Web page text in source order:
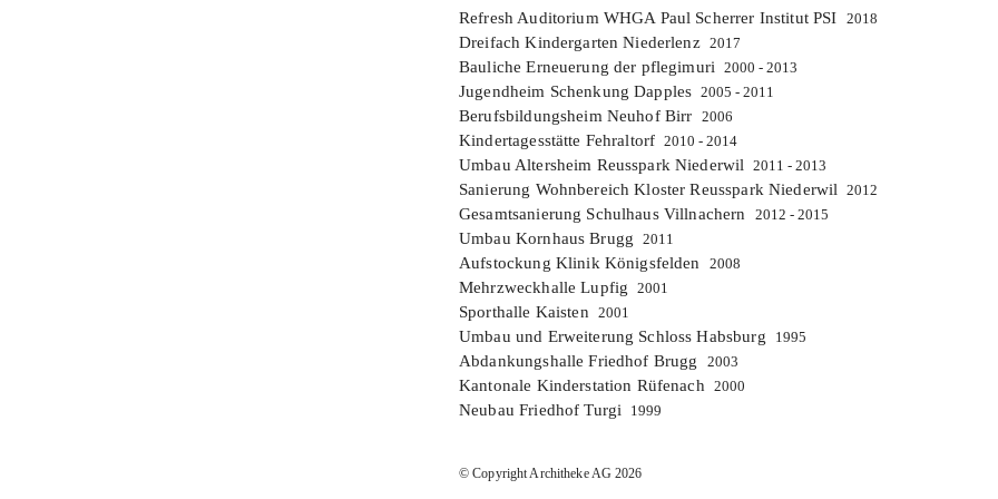
Refresh Auditorium WHGA Paul Scherrer Institut PSI 2018
Dreifach Kindergarten Niederlenz 2017
Bauliche Erneuerung der pflegimuri 2000 - 2013
Jugendheim Schenkung Dapples 2005 - 2011
Berufsbildungsheim Neuhof Birr 2006
Kindertagesstätte Fehraltorf 2010 - 2014
Umbau Altersheim Reusspark Niederwil 2011 - 2013
Sanierung Wohnbereich Kloster Reusspark Niederwil 2012
Gesamtsanierung Schulhaus Villnachern 2012 - 2015
Umbau Kornhaus Brugg 2011
Aufstockung Klinik Königsfelden 2008
Mehrzweckhalle Lupfig 2001
Sporthalle Kaisten 2001
Umbau und Erweiterung Schloss Habsburg 1995
Abdankungshalle Friedhof Brugg 2003
Kantonale Kinderstation Rüfenach 2000
Neubau Friedhof Turgi 1999
© Copyright Architheke AG 2026